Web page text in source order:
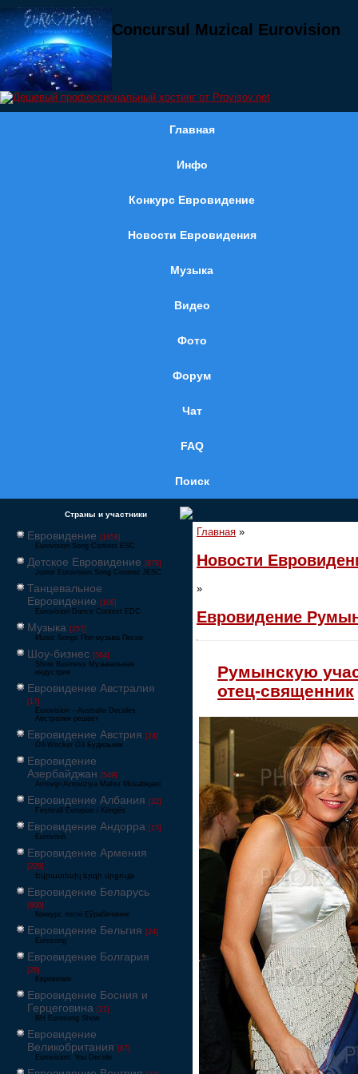
Concursul Muzical Eurovision
Главная
Инфо
Конкурс Евровидение
Новости Евровидения
Музыка
Видео
Фото
Форум
Чат
FAQ
Поиск
Страны и участники
Евровидение [1858]
Eurovision Song Contest ESC
Детское Евровидение [878]
Junior Eurovision Song Contest JESC
Танцевальное
Евровидение [106]
Eurovision Dance Contest EDC
Музыка [257]
Music Songs Поп-музыка Песни
Шоу-бизнес [564]
Show Business Музыкальная
индустрия
Евровидение Австралия
[17]
Eurovision – Australia Decides
Австралия решает
Евровидение Австрия [24]
Ö3-Wecker Ö3 Будильник
Евровидение
Азербайджан [549]
Avrovijn Avroviziya Mahnı Müsabiqəsi
Евровидение Албания [32]
Festivali Evropian i Këngës
Евровидение Андорра [15]
Eurovisió
Евровидение Армения
[228]
Եվրատեսիլ երգի մրցույթ
Евровидение Беларусь
[600]
Конкурс песні Еўрабачанне
Евровидение Бельгия [24]
Eurosong
Евровидение Болгария
[26]
Евровизия
Евровидение Босния и
Герцеговина [21]
BH Eurosong Show
Евровидение
Великобритания [67]
Eurovision: You Decide
Главная »
Новости
»
Евровидение
Румынскую
отец-священник